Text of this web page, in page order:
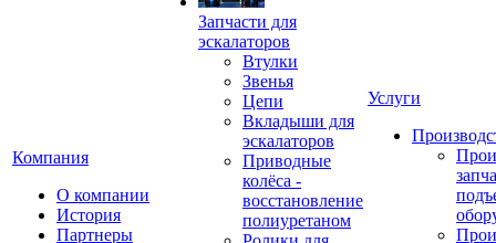
Компания
О компании
История
Партнеры
Запчасти для
эскалаторов
Втулки
Звенья
Цепи
Вкладыши для
эскалаторов
Приводные
колёса -
восстановление
полиуретаном
Услуги